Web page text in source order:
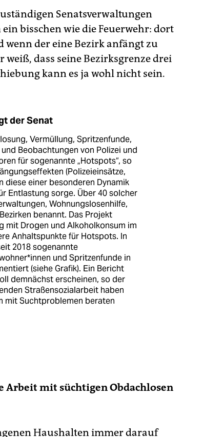
Senatsverwaltungen
bisschen wie die Feuerwehr: dort
wenn der eine Bezirk anfängt zu
dass seine Bezirksgrenze drei
kann es ja wohl nicht sein.
der Senat
Vermüllung, Spritzenfunde,
Beobachtungen von Polizei und
für sogenannte „Hotspots“, so
(Polizeieinsätze,
diese einer besonderen Dynamik
Entlastung sorge. Über 40 solcher
Wohnungslosenhilfe,
benannt. Das Projekt
mit Drogen und Alkoholkonsum im
Anhaltspunkte für Hotspots. In
2018 sogenannte
und Spritzenfunde in
(siehe Grafik). Ein Bericht
demnächst erscheinen, so der
Straßensozialarbeit haben
mit Suchtproblemen beraten
ergänzt durch weitere
der Öffnungszeiten
Arbeit mit süchtigen Obdachlosen
Haushalten immer darauf